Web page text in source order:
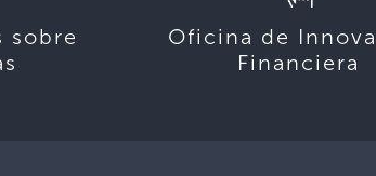
sobre
Oficina de
Financiera